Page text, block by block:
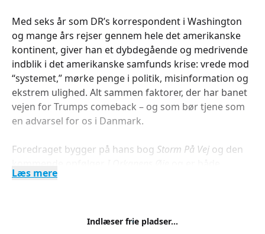
Med seks år som DR’s korrespondent i Washington
og mange års rejser gennem hele det amerikanske
kontinent, giver han et dybdegående og medrivende
indblik i det amerikanske samfunds krise: vrede mod
“systemet,” mørke penge i politik, misinformation og
ekstrem ulighed. Alt sammen faktorer, der har banet
vejen for Trumps comeback – og som bør tjene som
en advarsel for os i Danmark.
Foredraget bygger på hans bog Storm På Vej og den
veldokumenteret, tankevækkende og højaktuelt.
Læs mere
Indlæser frie pladser...